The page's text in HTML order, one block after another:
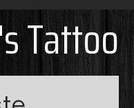
Tattoo